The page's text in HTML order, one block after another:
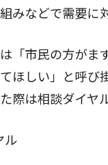
みなどで需要に
「市民の方がま
ほしい」と呼び
際は相談ダイヤ
ル